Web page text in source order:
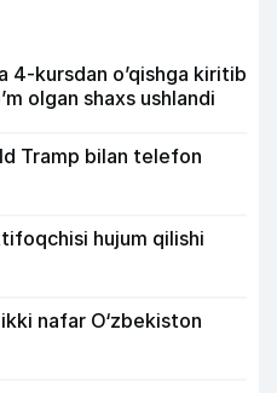
4-kursdan o’qishga kiritib
olgan shaxs ushlandi
Tramp bilan telefon
hujum qilishi
nafar O‘zbekiston